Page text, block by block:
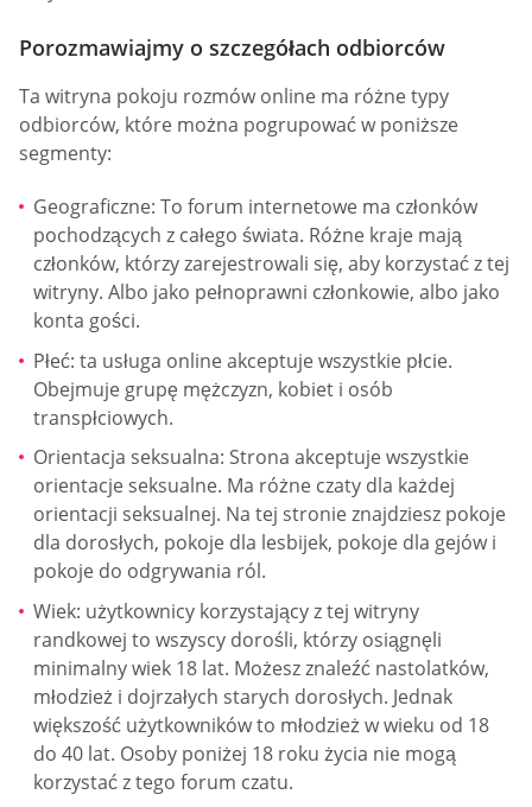
Porozmawiajmy o szczegółach odbiorców
Ta witryna pokoju rozmów online ma różne typy
odbiorców, które można pogrupować w poniższe
segmenty:
Geograficzne: To forum internetowe ma członków
pochodzących z całego świata. Różne kraje mają
członków, którzy zarejestrowali się, aby korzystać z tej
witryny. Albo jako pełnoprawni członkowie, albo jako
konta gości.
Płeć: ta usługa online akceptuje wszystkie płcie.
Obejmuje grupę mężczyzn, kobiet i osób
transpłciowych.
Orientacja seksualna: Strona akceptuje wszystkie
orientacje seksualne. Ma różne czaty dla każdej
orientacji seksualnej. Na tej stronie znajdziesz pokoje
dla dorosłych, pokoje dla lesbijek, pokoje dla gejów i
pokoje do odgrywania ról.
Wiek: użytkownicy korzystający z tej witryny
randkowej to wszyscy dorośli, którzy osiągnęli
minimalny wiek 18 lat. Możesz znaleźć nastolatków,
młodzież i dojrzałych starych dorosłych. Jednak
większość użytkowników to młodzież w wieku od 18
do 40 lat. Osoby poniżej 18 roku życia nie mogą
korzystać z tego forum czatu.